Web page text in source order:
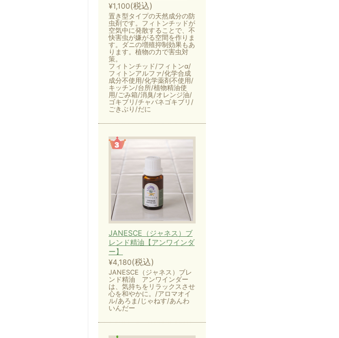
¥1,100(税込)
置き型タイプの天然成分の防
虫剤です。フィトンチッドが
空気中に発散することで、不
快害虫が嫌がる空間を作りま
す。ダニの増殖抑制効果もあ
ります。植物の力で害虫対
策。
フィトンチッド/フィトンα/
フィトンアルファ/化学合成
成分不使用/化学薬剤不使用/
キッチン/台所/植物精油使
用/ごみ箱/消臭/オレンジ油/
ゴキブリ/チャバネゴキブリ/
ごきぶり/だに
JANESCE（ジャネス）ブ
レンド精油【アンワインダ
ー】
¥4,180(税込)
JANESCE（ジャネス）ブレ
ンド精油 アンワインダー
は、気持ちをリラックスさせ
心を和やかに。/アロマオイ
ル/あろま/じゃねす/あんわ
いんだー